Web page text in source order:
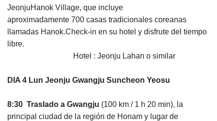
JeonjuHanok Village, que incluye
aproximadamente 700 casas tradicionales coreanas
llamadas Hanok.Check-in en su hotel y disfrute del tiempo
libre.
Hotel : Jeonju Lahan o similar
DIA 4 Lun Jeonju Gwangju Suncheon Yeosu
8:30 Traslado a Gwangju (100 km / 1 h 20 min), la
principal ciudad de la región de Honam y lugar de